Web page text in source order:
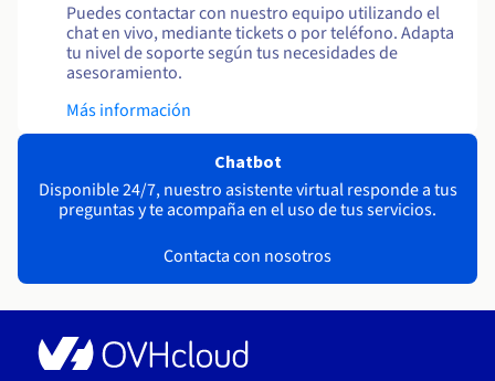
Puedes contactar con nuestro equipo utilizando el
chat en vivo, mediante tickets o por teléfono. Adapta
tu nivel de soporte según tus necesidades de
asesoramiento.
Más información
Chatbot
Disponible 24/7, nuestro asistente virtual responde a tus
preguntas y te acompaña en el uso de tus servicios.
Contacta con nosotros